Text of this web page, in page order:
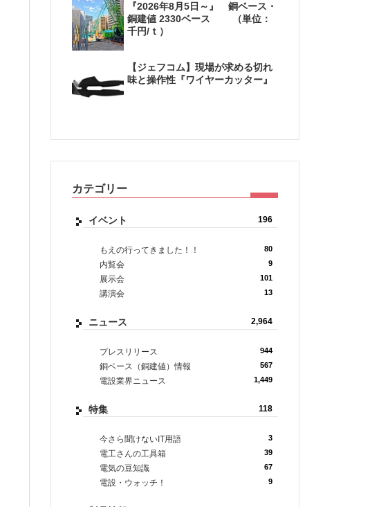
『2026年8月5日～』 銅ベース・
銅建値 2330ベース （単位：
千円/ｔ）
【ジェフコム】現場が求める切れ
味と操作性『ワイヤーカッター』
カテゴリー
イベント 196
もえの行ってきました！！ 80
内覧会 9
展示会 101
講演会 13
ニュース 2,964
プレスリリース 944
銅ベース（銅建値）情報 567
電設業界ニュース 1,449
特集 118
今さら聞けないIT用語 3
電工さんの工具箱 39
電気の豆知識 67
電設・ウォッチ！ 9